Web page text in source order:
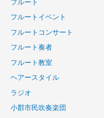
フルート
フルートイベント
フルートコンサート
フルート奏者
フルート教室
ヘアースタイル
ラジオ
小郡市民吹奏楽団